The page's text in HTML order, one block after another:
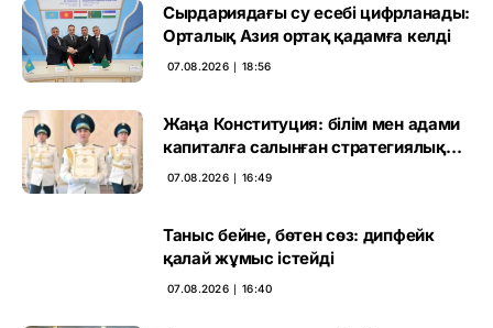
Сырдариядағы су есебі цифрланады:
Орталық Азия ортақ қадамға келді
07.08.2026 ∣ 18:56
Жаңа Конституция: білім мен адами
капиталға салынған стратегиялық
негіз
07.08.2026 ∣ 16:49
Таныс бейне, бөтен сөз: дипфейк
қалай жұмыс істейді
07.08.2026 ∣ 16:40